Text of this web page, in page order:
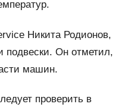
Никита Родионов,
подвески. Он отметил,
машин.
проверить в